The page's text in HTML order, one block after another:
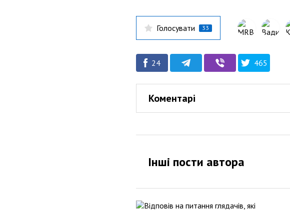
Голосувати 33
24 465
Коментарі
Інші пости автора